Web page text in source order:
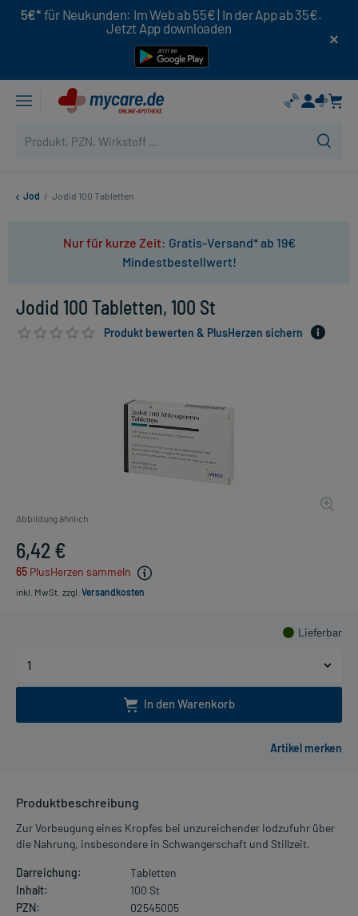
5€* für Neukunden: Im Web ab 55€ | In der App ab 35€.
Jetzt App downloaden
Jod / Jodid 100 Tabletten
Nur für kurze Zeit: Gratis-Versand* ab 19€
Mindestbestellwert!
Jodid 100 Tabletten, 100 St
Produkt bewerten & PlusHerzen sichern
Abbildung ähnlich
6,42 €
65 PlusHerzen sammeln
inkl. MwSt. zzgl. Versandkosten
Lieferbar
In den Warenkorb
Produktbeschreibung
Zur Vorbeugung eines Kropfes bei unzureichender Iodzufuhr über
die Nahrung, insbesondere in Schwangerschaft und Stillzeit.
Darreichung:
Tabletten
Inhalt:
100 St
PZN:
02545005